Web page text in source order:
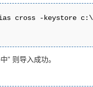
cross -keystore
” 则导入成功。